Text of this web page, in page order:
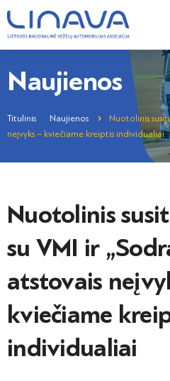
Naujienos
Titulinis Naujienos
Nuotolinis
neįvyks – kviečiame kreiptis individualiai
Nuotolinis
su VMI ir
atstovais
kviečiame
individualiai